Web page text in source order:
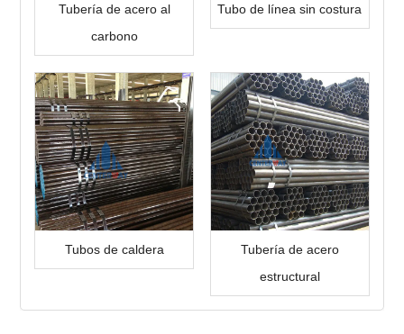
Tubería de acero al
carbono
Tubo de línea sin costura
Tubos de caldera
Tubería de acero
estructural